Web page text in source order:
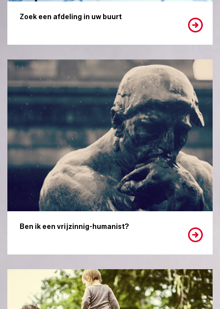
Zoek een afdeling in uw buurt
Ben ik een vrijzinnig-humanist?